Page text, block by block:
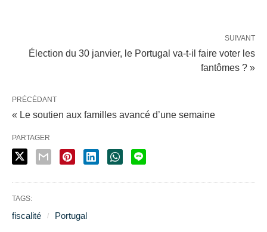
SUIVANT
Élection du 30 janvier, le Portugal va-t-il faire voter les
fantômes ? »
PRÉCÉDANT
« Le soutien aux familles avancé d’une semaine
PARTAGER
TAGS:
fiscalité Portugal